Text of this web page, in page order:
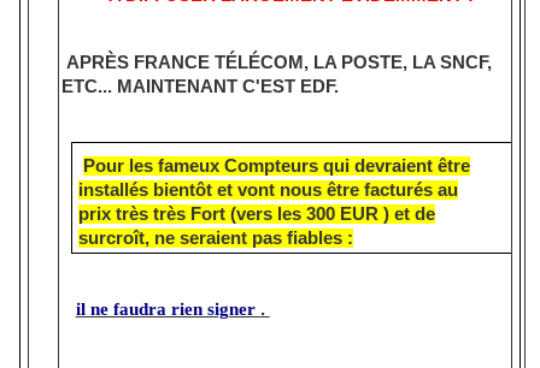
APRÈS FRANCE TÉLÉCOM, LA POSTE, LA SNCF,
ETC... MAINTENANT C'EST EDF.
Pour les fameux Compteurs qui devraient être
installés bientôt et vont nous être facturés au
prix très très Fort (vers les 300 EUR ) et de
surcroît, ne seraient pas fiables :
il ne faudra rien signer .